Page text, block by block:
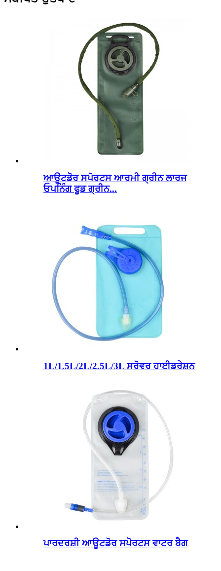
ਆਊਟਡੋਰ ਸਪੋਰਟਸ ਆਰਮੀ ਗ੍ਰੀਨ ਲਾਰਜ
ਓਪਨਿੰਗ ਫੂਡ ਗ੍ਰੀਨ...
1L/1.5L/2L/2.5L/3L ਸਰੋਵਰ ਹਾਈਡਰੇਸ਼ਨ
ਪਾਰਦਰਸ਼ੀ ਆਊਟਡੋਰ ਸਪੋਰਟਸ ਵਾਟਰ ਬੈਗ